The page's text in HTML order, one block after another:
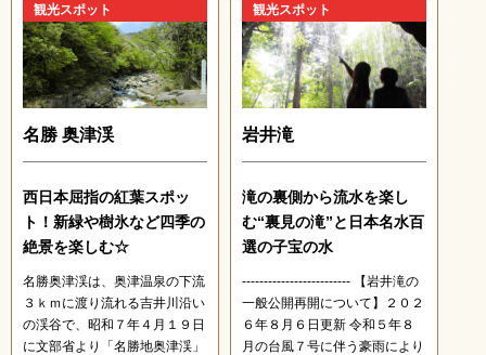
観光スポット
名勝 奥津渓
西日本屈指の紅葉スポッ
ト！新緑や樹氷など四季の
絶景を楽しむ☆
名勝奥津渓は、奥津温泉の下流
３ｋｍに渡り流れる吉井川沿い
の渓谷で、昭和７年４月１９日
に文部省より「名勝地奥津渓」
観光スポット
岩井滝
滝の裏側から流水を楽し
む“裏見の滝”と日本名水百
選の子宝の水
------------------------- 【岩井滝の
一般公開再開について】２０２
６年８月６日更新 令和５年８
月の台風７号に伴う豪雨により